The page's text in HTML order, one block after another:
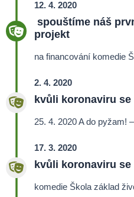
12. 4. 2020
spouštíme náš
projekt
na financování komedie
2. 4. 2020
kvůli koronaviru
25. 4. 2020 A do pyžam! –
17. 3. 2020
kvůli koronaviru
komedie Škola základ